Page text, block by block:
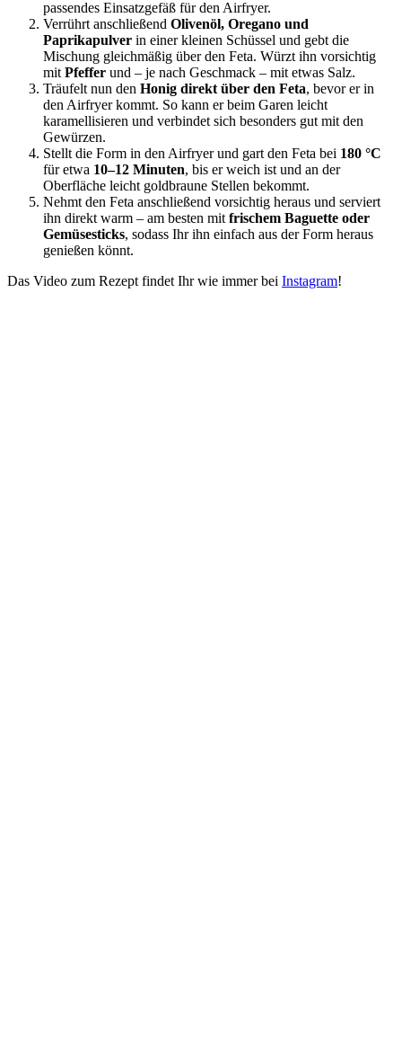
passendes Einsatzgefäß für den Airfryer.
Verrührt anschließend Olivenöl, Oregano und
Paprikapulver in einer kleinen Schüssel und gebt die
Mischung gleichmäßig über den Feta. Würzt ihn vorsichtig
mit Pfeffer und – je nach Geschmack – mit etwas Salz.
Träufelt nun den Honig direkt über den Feta, bevor er in
den Airfryer kommt. So kann er beim Garen leicht
karamellisieren und verbindet sich besonders gut mit den
Gewürzen.
Stellt die Form in den Airfryer und gart den Feta bei 180 °C
für etwa 10–12 Minuten, bis er weich ist und an der
Oberfläche leicht goldbraune Stellen bekommt.
Nehmt den Feta anschließend vorsichtig heraus und serviert
ihn direkt warm – am besten mit frischem Baguette oder
Gemüsesticks, sodass Ihr ihn einfach aus der Form heraus
genießen könnt.
Das Video zum Rezept findet Ihr wie immer bei Instagram!